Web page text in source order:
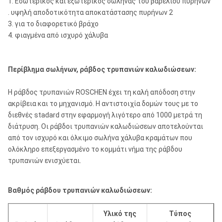
. υψηλή αποδοτικότητα αποκατάστασης πυρήνων 2
3. για το διαφορετικό βράχο
4. φιαγμένα από ισχυρό χάλυβα
Περίβλημα σωλήνων, ράβδος τρυπανιών καλωδιώσεων:
Η ράβδος τρυπανιών ROSCHEN έχει τη καλή απόδοση στην
ακρίβεια και το μηχανισμό. Η αντιστοιχία δομών τους με το
διεθνές stadard στην εφαρμογή λιγότερο από 1000 μετρά τη
διάτρυση. Οι ράβδοι τρυπανιών καλωδιώσεων αποτελούνται
από τον ισχυρό και όλκιμο σωλήνα χάλυβα κραμάτων που
ολόκληρο επεξεργασμένο το κομμάτι νήμα της ράβδου
τρυπανιών ενισχύεται.
Βαθμός ράβδου τρυπανιών καλωδιώσεων:
Υλικό της
Τύπος